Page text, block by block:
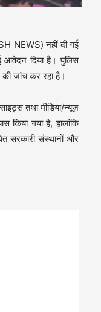
NEWS) नहीं दी गई
आवेदन दिया है। पुलिस
जांच कर रहा है।
तथा मीडिया/न्यूज़
किया गया है, हालांकि
सरकारी संस्थानों और